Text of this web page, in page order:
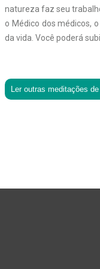
natureza faz seu
o Médico dos médicos,
da vida. Você poderá
Ler outras meditações